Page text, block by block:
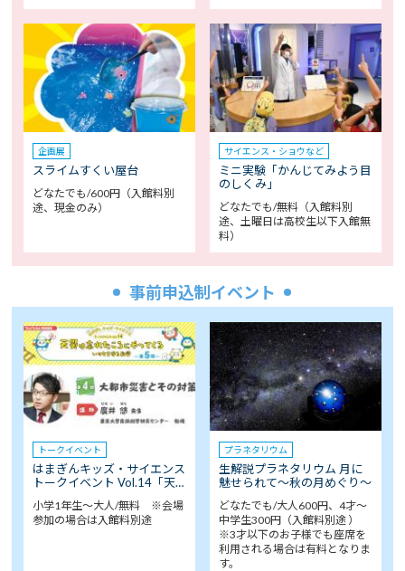
企画展
スライムすくい屋台
どなたでも/600円（入館料別
途、現金のみ）
サイエンス・ショウなど
ミニ実験「かんじてみよう目
のしくみ」
どなたでも/無料（入館料別
途、土曜日は高校生以下入館無
料）
事前申込制イベント
トークイベント
はまぎんキッズ・サイエンス
トークイベント Vol.14「天…
小学1年生～大人/無料 ※会場
参加の場合は入館料別途
プラネタリウム
生解説プラネタリウム 月に
魅せられて～秋の月めぐり～
どなたでも/大人600円、4才～
中学生300円（入館料別途 ）
※3才以下のお子様でも座席を
利用される場合は有料となりま
す。